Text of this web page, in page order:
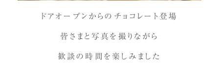
ドアオープンからのチョコレート登場
皆さまと写真を撮りながら
歓談の時間を楽しみました